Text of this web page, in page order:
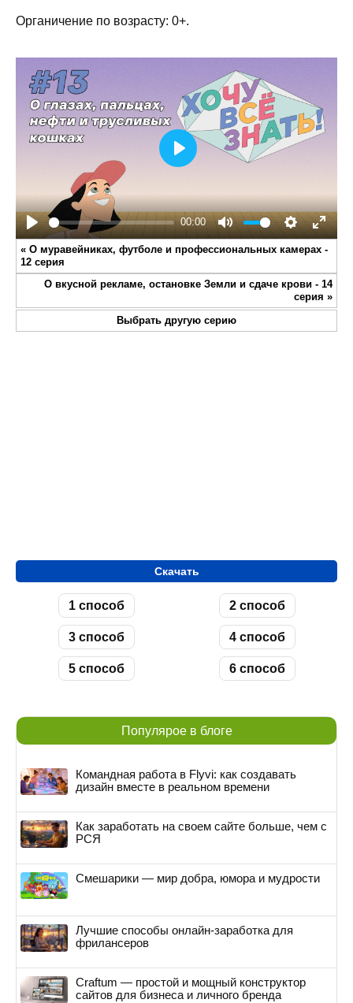
Органичение по возрасту: 0+.
Play
00:00
Mute Settings
Enter
Play
« О муравейниках, футболе и профессиональных камерах -
12 серия
О вкусной рекламе, остановке Земли и сдаче крови - 14
серия »
Выбрать другую серию
Скачать
1 способ 2 способ
3 способ 4 способ
5 способ 6 способ
Популярое в блоге
Командная работа в Flyvi: как создавать
дизайн вместе в реальном времени
Как заработать на своем сайте больше, чем с
РСЯ
Смешарики — мир добра, юмора и мудрости
Лучшие способы онлайн-заработка для
фрилансеров
Craftum — простой и мощный конструктор
сайтов для бизнеса и личного бренда